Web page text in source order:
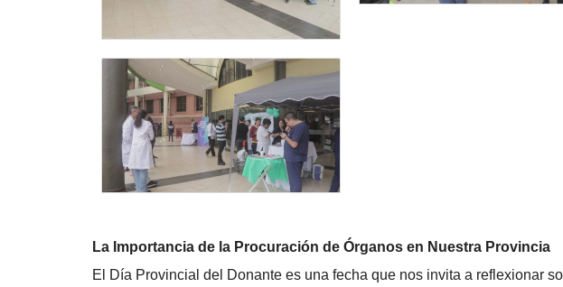
La Importancia de la Procuración de Órganos en Nuestra Provincia
El Día Provincial del Donante es una fecha que nos invita a reflexionar